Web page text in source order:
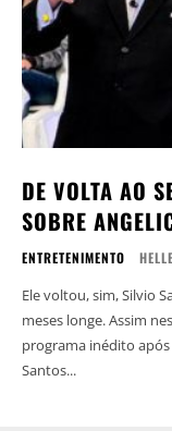
DE VOLTA AO
SOBRE
ENTRETENIMENTO
Ele voltou, sim, Silvio
meses longe. Assim neste domingo,01, ele apresentou seu primeiro
programa inédito
Santos...